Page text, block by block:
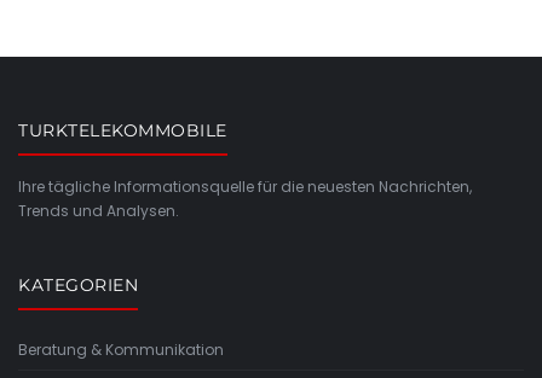
TURKTELEKOMMOBILE
Ihre tägliche Informationsquelle für die neuesten Nachrichten,
Trends und Analysen.
KATEGORIEN
Beratung & Kommunikation